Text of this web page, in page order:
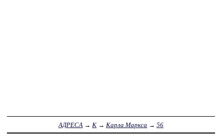
АДРЕСА → К → Карла Маркса → 56